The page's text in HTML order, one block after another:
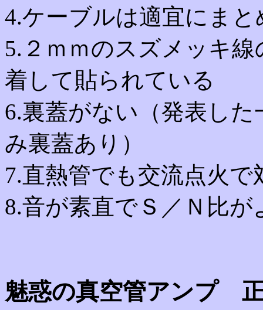
4.ケーブルは適宜にま
5.２ｍｍのスズメッキ
着して貼られている
6.裏蓋がない（発表し
み裏蓋あり）
7.直熱管でも交流点火で
8.音が素直でＳ／Ｎ比
魅惑の真空管アンプ